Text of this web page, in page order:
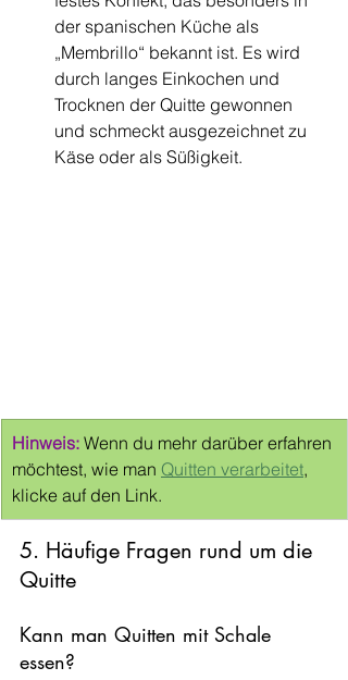
der spanischen Küche als
„Membrillo“ bekannt ist. Es wird
durch langes Einkochen und
Trocknen der Quitte gewonnen
und schmeckt ausgezeichnet zu
Käse oder als Süßigkeit.
Hinweis: Wenn du mehr darüber erfahren
möchtest, wie man Quitten verarbeitet,
klicke auf den Link.
5. Häufige Fragen rund um die
Quitte
Kann man Quitten mit Schale
essen?